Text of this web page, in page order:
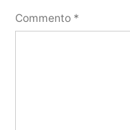
Commento *